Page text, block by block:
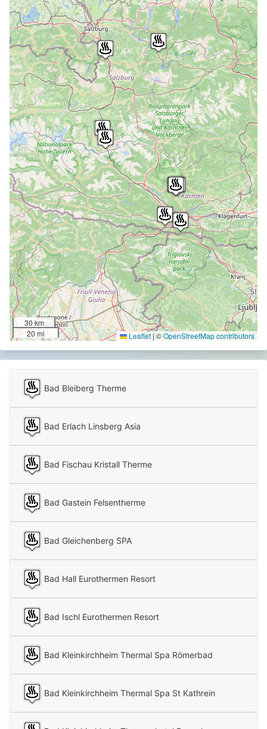
30 km
20 mi
Leaflet | ©OpenStreetMap contributors
Bad Bleiberg Therme
Bad Erlach Linsberg Asia
Bad Fischau Kristall Therme
Bad Gastein Felsentherme
Bad Gleichenberg SPA
Bad Hall Eurothermen Resort
Bad Ischl Eurothermen Resort
Bad Kleinkirchheim Thermal Spa Römerbad
Bad Kleinkirchheim Thermal Spa St Kathrein